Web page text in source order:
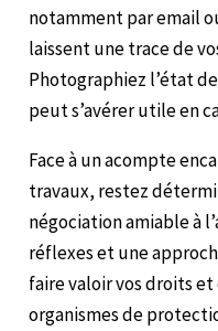
notamment par email
laissent une trace de
Photographiez l’état
peut s’avérer utile en
Face à un acompte
travaux, restez
négociation amiable à
réflexes et une
faire valoir vos droits
organismes de